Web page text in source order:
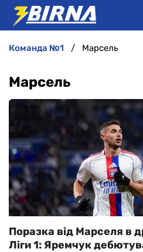
АНАЛІТИКА
РІЗНЕ
БУКМЕКЕРИ
команда №1 Марсель
Марсель
Поразка від Марселя в
Ліги 1: Яремчук